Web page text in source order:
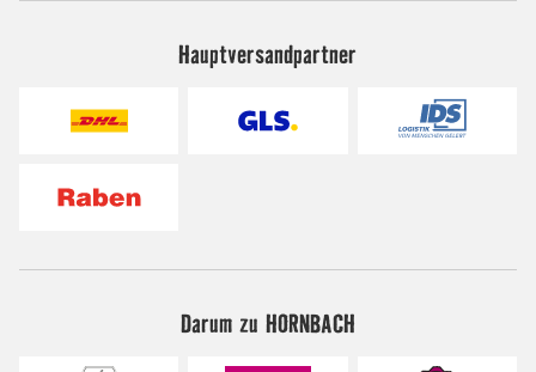
Hauptversandpartner
Darum zu HORNBACH